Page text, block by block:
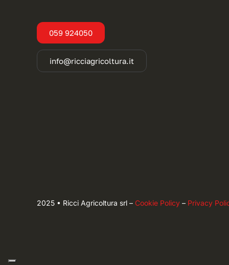
059 924050
info@ricciagricoltura.it
2025 • Ricci Agricoltura srl – Cookie Policy– Privacy